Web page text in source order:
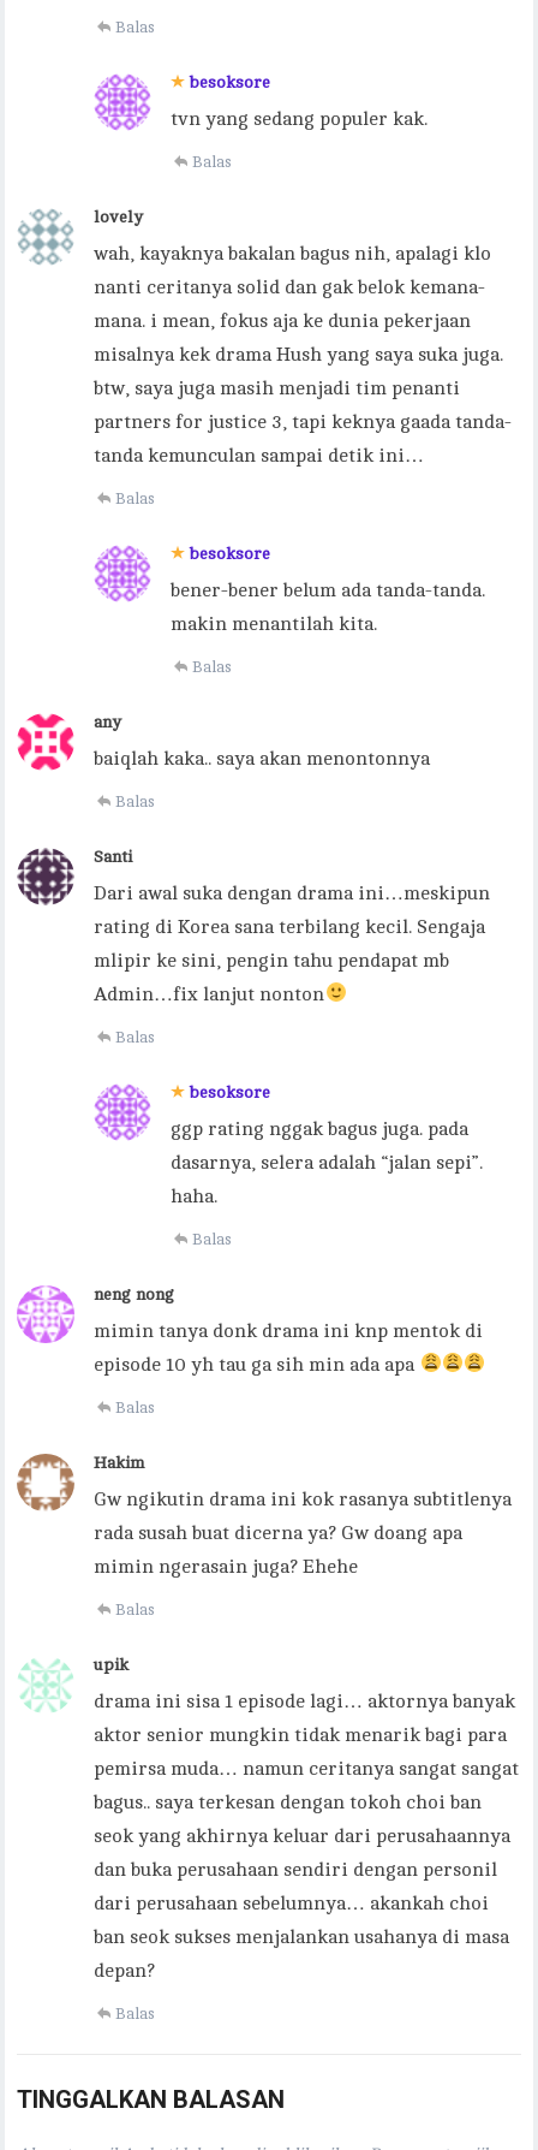
Balas
besoksore
tvn yang sedang populer kak.
Balas
lovely
wah, kayaknya bakalan bagus nih, apalagi klo
nanti ceritanya solid dan gak belok kemana-
mana. i mean, fokus aja ke dunia pekerjaan
misalnya kek drama Hush yang saya suka juga.
btw, saya juga masih menjadi tim penanti
partners for justice 3, tapi keknya gaada tanda-
tanda kemunculan sampai detik ini…
Balas
besoksore
bener-bener belum ada tanda-tanda.
makin menantilah kita.
Balas
any
baiqlah kaka.. saya akan menontonnya
Balas
Santi
Dari awal suka dengan drama ini…meskipun
rating di Korea sana terbilang kecil. Sengaja
mlipir ke sini, pengin tahu pendapat mb
Admin…fix lanjut nonton
Balas
besoksore
ggp rating nggak bagus juga. pada
dasarnya, selera adalah “jalan sepi”.
haha.
Balas
neng nong
mimin tanya donk drama ini knp mentok di
episode 10 yh tau ga sih min ada apa
Balas
Hakim
Gw ngikutin drama ini kok rasanya subtitlenya
rada susah buat dicerna ya? Gw doang apa
mimin ngerasain juga? Ehehe
Balas
upik
drama ini sisa 1 episode lagi… aktornya banyak
aktor senior mungkin tidak menarik bagi para
pemirsa muda… namun ceritanya sangat sangat
bagus.. saya terkesan dengan tokoh choi ban
seok yang akhirnya keluar dari perusahaannya
dan buka perusahaan sendiri dengan personil
dari perusahaan sebelumnya… akankah choi
ban seok sukses menjalankan usahanya di masa
depan?
Balas
TINGGALKAN BALASAN